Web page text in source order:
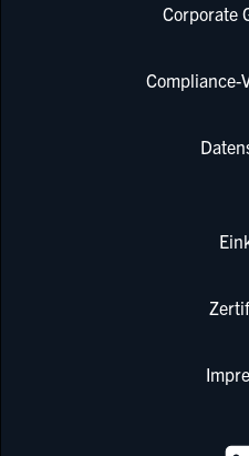
Corporate
Compliance-